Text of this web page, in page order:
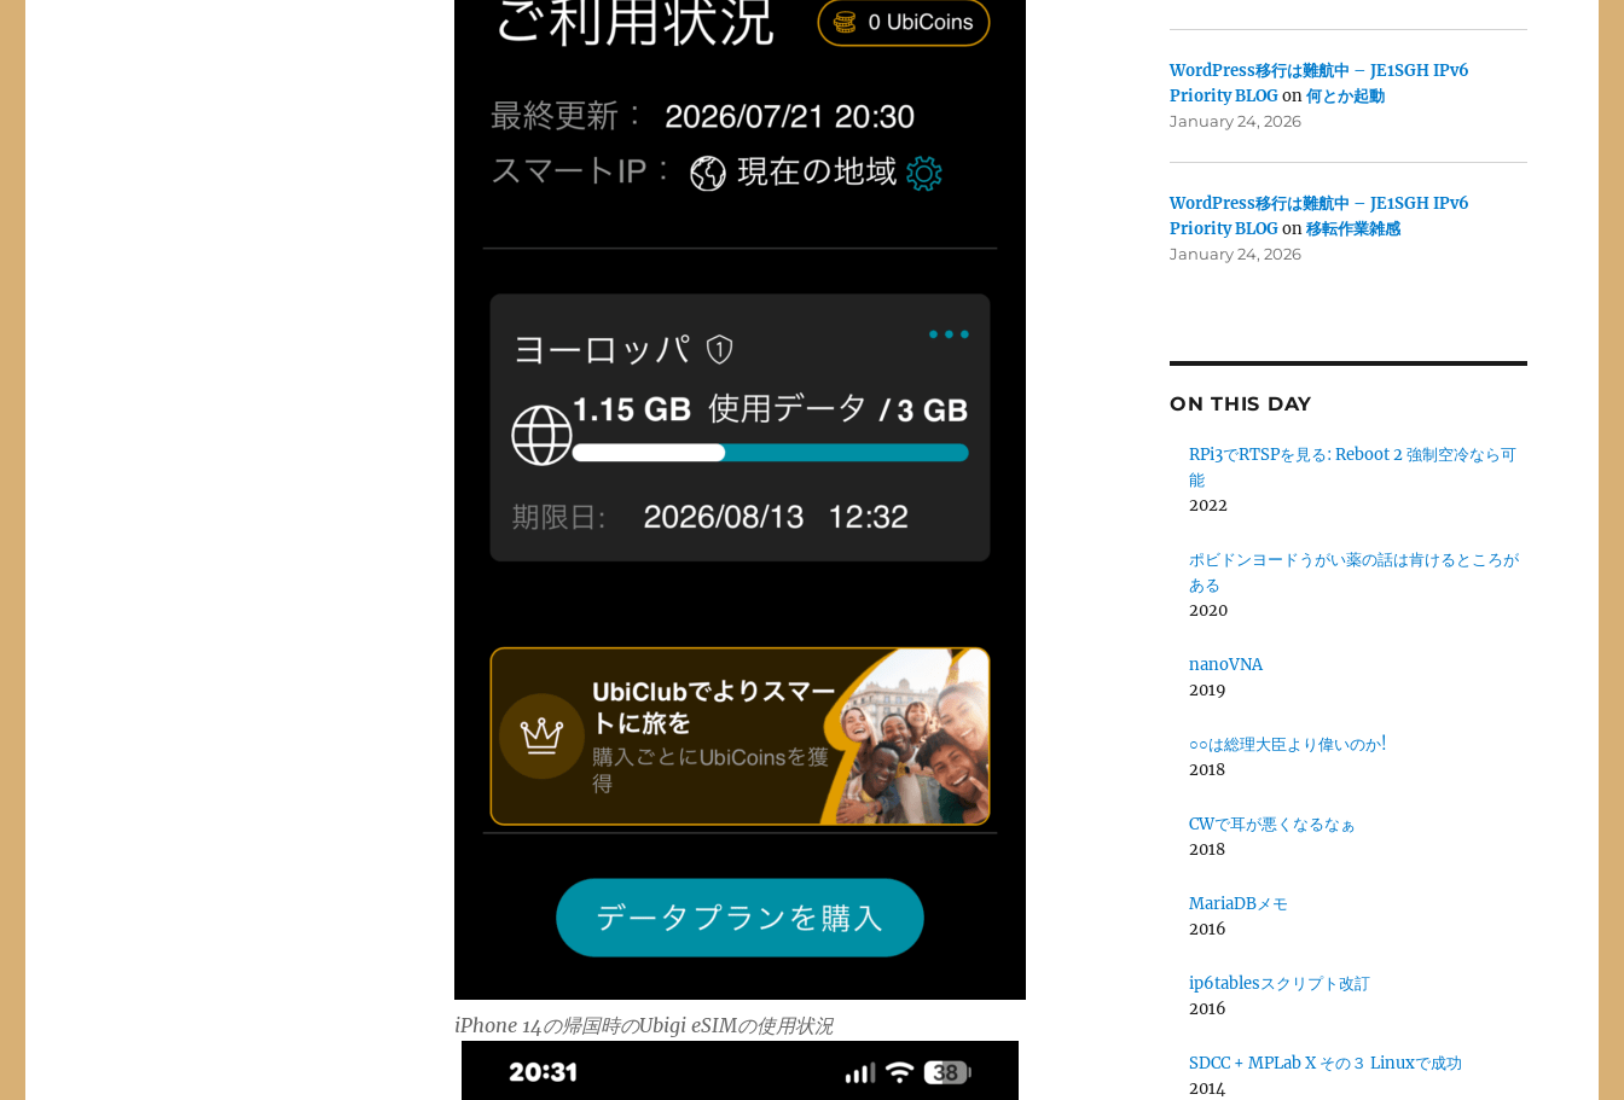
iPhone 14の帰国時のUbigi eSIMの使用状況
WordPress移行は難航中 – JE1SGH IPv6
Priority BLOGon何とか起動
January 24, 2026
WordPress移行は難航中 – JE1SGH IPv6
Priority BLOGon移転作業雑感
January 24, 2026
ON THIS DAY
RPi3でRTSPを見る: Reboot 2 強制空冷なら可
能
2022
ポビドンヨードうがい薬の話は肯けるところが
ある
2020
nanoVNA
2019
○○は総理大臣より偉いのか!
2018
CWで耳が悪くなるなぁ
2018
MariaDBメモ
2016
ip6tablesスクリプト改訂
2016
SDCC + MPLab X その３ Linuxで成功
2014